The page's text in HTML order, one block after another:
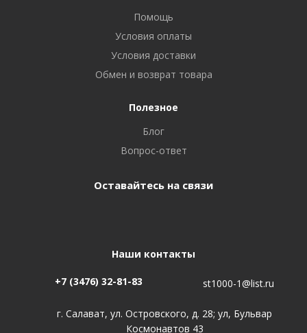
Помощь
Условия оплаты
Условия доставки
Обмен и возврат товара
Полезное
Блог
Вопрос-ответ
Оставайтесь на связи
Наши контакты
+7 (3476) 32-81-83 st1000-1@list.ru
г. Салават, ул. Островского, д. 28; ул, Бульвар
Космонавтов 43